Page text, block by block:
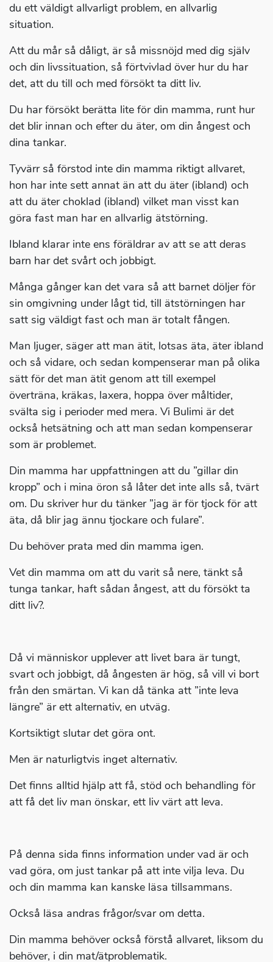
du ett väldigt allvarligt problem, en allvarlig
situation.
Att du mår så dåligt, är så missnöjd med dig själv
och din livssituation, så förtvivlad över hur du har
det, att du till och med försökt ta ditt liv.
Du har försökt berätta lite för din mamma, runt hur
det blir innan och efter du äter, om din ångest och
dina tankar.
Tyvärr så förstod inte din mamma riktigt allvaret,
hon har inte sett annat än att du äter (ibland) och
att du äter choklad (ibland) vilket man visst kan
göra fast man har en allvarlig ätstörning.
Ibland klarar inte ens föräldrar av att se att deras
barn har det svårt och jobbigt.
Många gånger kan det vara så att barnet döljer för
sin omgivning under lågt tid, till ätstörningen har
satt sig väldigt fast och man är totalt fången.
Man ljuger, säger att man ätit, lotsas äta, äter ibland
och så vidare, och sedan kompenserar man på olika
sätt för det man ätit genom att till exempel
överträna, kräkas, laxera, hoppa över måltider,
svälta sig i perioder med mera. Vi Bulimi är det
också hetsätning och att man sedan kompenserar
som är problemet.
Din mamma har uppfattningen att du ”gillar din
kropp” och i mina öron så låter det inte alls så, tvärt
om. Du skriver hur du tänker ”jag är för tjock för att
äta, då blir jag ännu tjockare och fulare”.
Du behöver prata med din mamma igen.
Vet din mamma om att du varit så nere, tänkt så
tunga tankar, haft sådan ångest, att du försökt ta
ditt liv?.
Då vi människor upplever att livet bara är tungt,
svart och jobbigt, då ångesten är hög, så vill vi bort
från den smärtan. Vi kan då tänka att ”inte leva
längre” är ett alternativ, en utväg.
Kortsiktigt slutar det göra ont.
Men är naturligtvis inget alternativ.
Det finns alltid hjälp att få, stöd och behandling för
att få det liv man önskar, ett liv värt att leva.
På denna sida finns information under vad är och
vad göra, om just tankar på att inte vilja leva. Du
och din mamma kan kanske läsa tillsammans.
Också läsa andras frågor/svar om detta.
Din mamma behöver också förstå allvaret, liksom du
behöver, i din mat/ätproblematik.